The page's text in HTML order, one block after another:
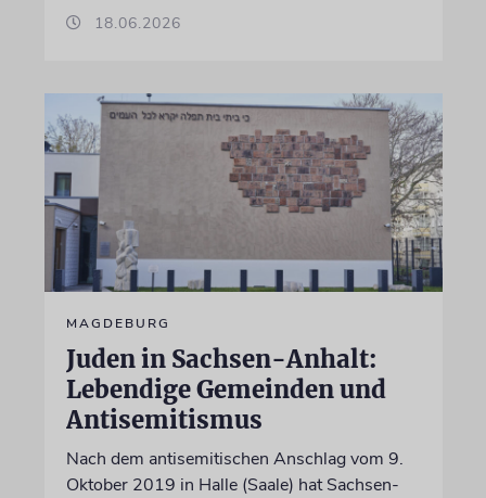
18.06.2026
MAGDEBURG
Juden in Sachsen-Anhalt:
Lebendige Gemeinden und
Antisemitismus
Nach dem antisemitischen Anschlag vom 9.
Oktober 2019 in Halle (Saale) hat Sachsen-